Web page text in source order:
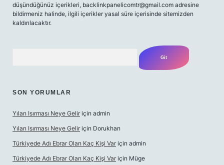
düşündüğünüz içerikleri, backlinkpanelicomtr@gmail.com adresine
bildirmeniz halinde, ilgili içerikler yasal süre içerisinde sitemizden
kaldırılacaktır.
SON YORUMLAR
Yılan Isırması Neye Gelir için admin
Yılan Isırması Neye Gelir için Dorukhan
Türkiyede Adı Ebrar Olan Kaç Kişi Var için admin
Türkiyede Adı Ebrar Olan Kaç Kişi Var için Müge